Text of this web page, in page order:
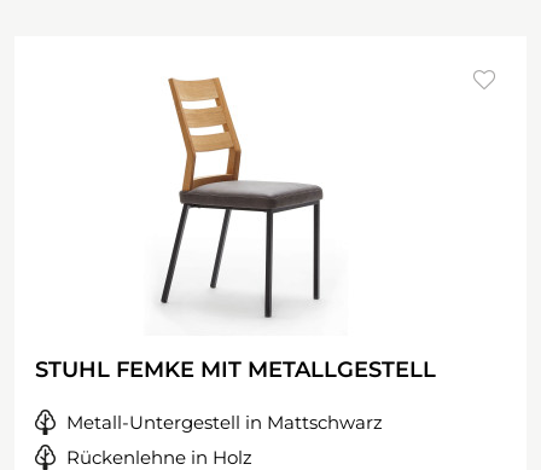
STUHL FEMKE MIT METALLGESTELL
Metall-Untergestell in Mattschwarz
Rückenlehne in Holz